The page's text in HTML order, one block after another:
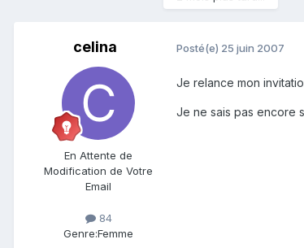
celina
En Attente de
Modification de Votre
Email
84
Genre:Femme
Posté(e) 25 juin 2007
Je relance mon
Je ne sais pas encore